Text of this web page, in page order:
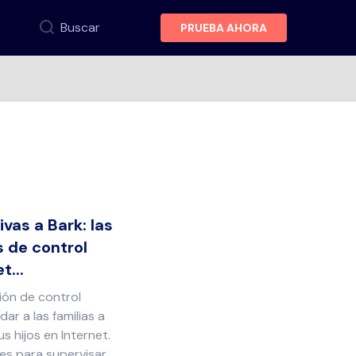
Buscar PRUEBA AHORA
a Bark: las
de control
de control
a las familias a
hijos en Internet.